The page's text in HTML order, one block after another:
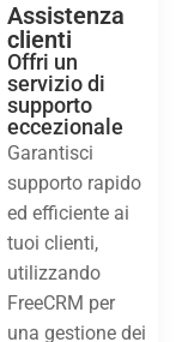
Assistenza
clienti
Offri un
servizio di
supporto
eccezionale
Garantisci
supporto rapido
ed efficiente ai
tuoi clienti,
utilizzando
FreeCRM per
una gestione dei